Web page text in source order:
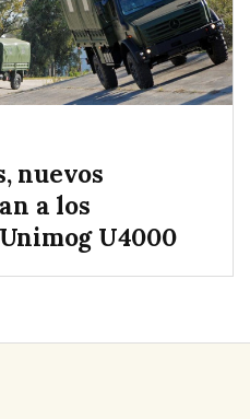
nuevos
a los
U4000